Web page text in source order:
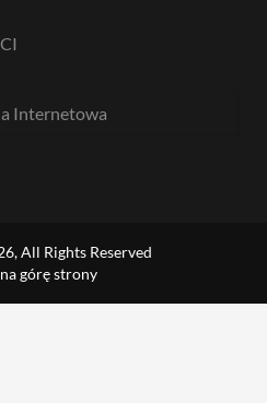
All Rights Reserved
górę strony